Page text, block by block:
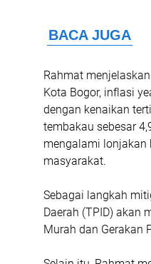
Rahmat
Kota Bogor, inflasi
dengan kenaikan
tembakau sebesar
mengalami lonjakan
masyarakat.
Sebagai langkah
Daerah (TPID) akan
Murah dan Gerakan